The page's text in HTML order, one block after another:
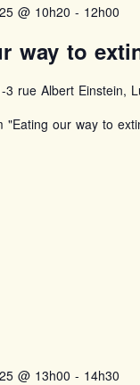
@ 10h20 - 12h00
way to
3 rue Albert Einstein,
"Eating our way to
@ 13h00 - 14h30